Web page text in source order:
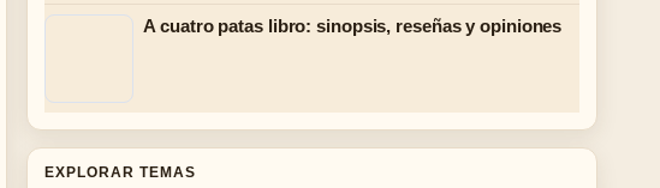
A cuatro patas libro: sinopsis, reseñas y opiniones
EXPLORAR TEMAS